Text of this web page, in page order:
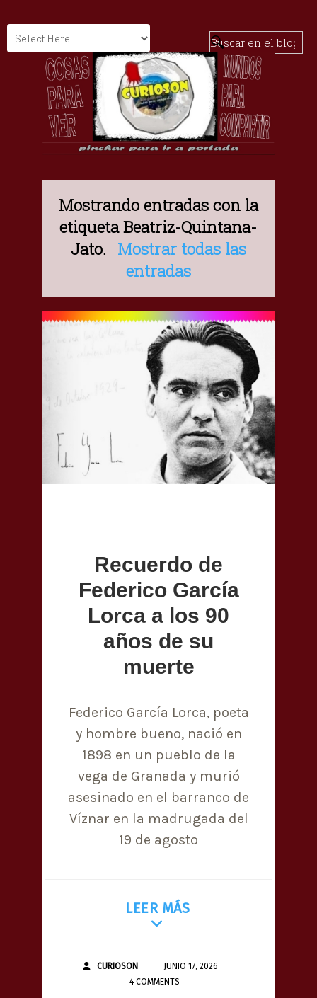
Mostrando entradas con la
etiquetaBeatriz-Quintana-
Jato. Mostrar todas las
entradas
Recuerdo de
Federico García
Lorca a los 90
años de su
muerte
Federico García Lorca, poeta
y hombre bueno, nació en
1898 en un pueblo de la
vega de Granada y murió
asesinado en el barranco de
Víznar en la madrugada del
19 de agosto
LEER MÁS
CURIOSON
JUNIO 17, 2026
4 COMMENTS